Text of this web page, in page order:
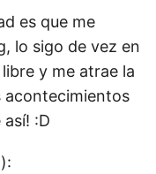
es que me
lo sigo de vez en
y me atrae la
acontecimientos
:D